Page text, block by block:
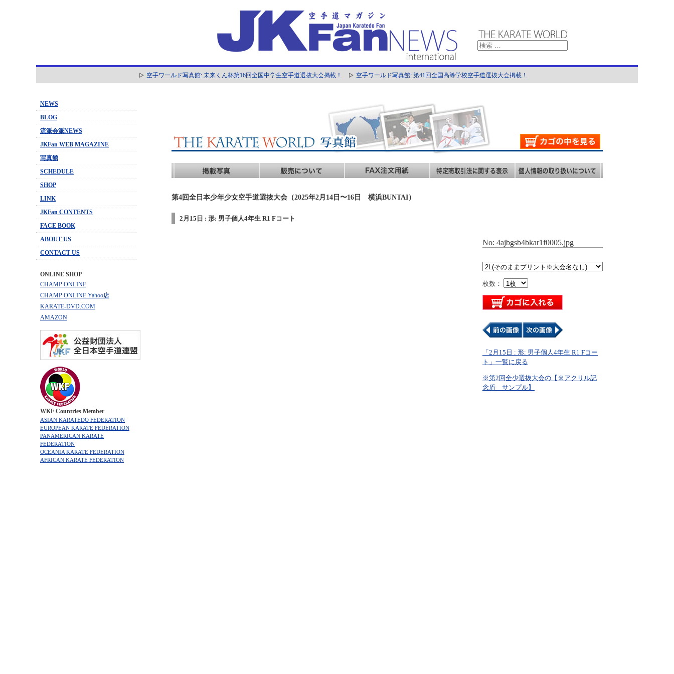
空手ワールド写真館: 未来くん杯第16回全国中学生空手道選抜大会掲載！ 空手ワールド写真館: 第41回全国高等学校空手道選抜大会掲載！
NEWS
BLOG
流派会派NEWS
JKFan WEB MAGAZINE
写真館
SCHEDULE
SHOP
LINK
JKFan CONTENTS
FACE BOOK
ABOUT US
CONTACT US
ONLINE SHOP
CHAMP ONLINE
CHAMP ONLINE Yahoo店
KARATE-DVD.COM
AMAZON
WKF Countries Member
ASIAN KARATEDO FEDERATION
EUROPEAN KARATE FEDERATION
PANAMERICAN KARATE
FEDERATION
OCEANIA KARATE FEDERATION
AFRICAN KARATE FEDERATION
第4回全日本少年少女空手道選抜大会（2025年2月14日〜16日 横浜BUNTAI）
2月15日 : 形: 男子個人4年生 R1 Fコート
No: 4ajbgsb4bkar1f0005.jpg
枚数：
「2月15日 : 形: 男子個人4年生 R1 Fコー
ト」一覧に戻る
※第2回全少選抜大会の【※アクリル記
念盾 サンプル】